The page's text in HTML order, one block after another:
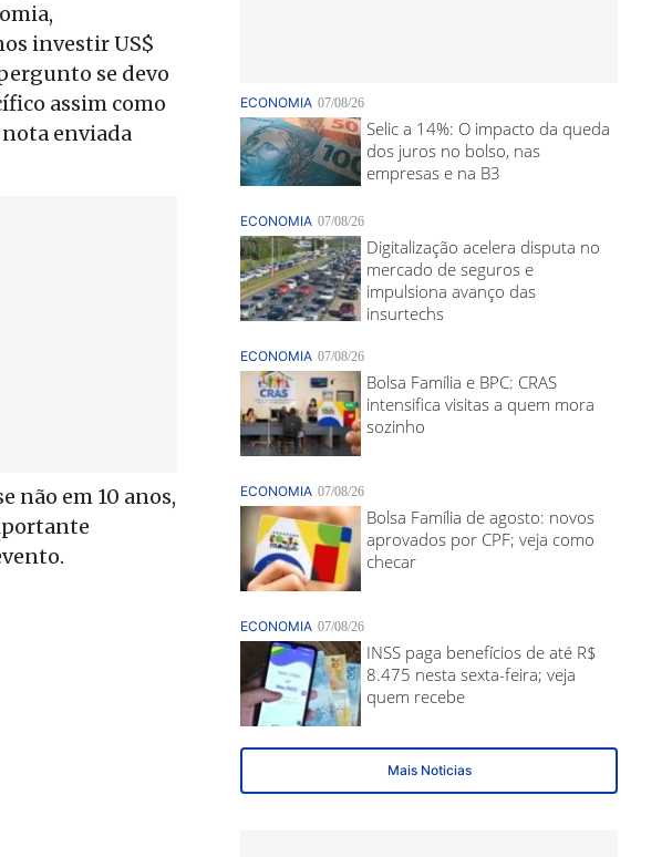
investir US$
se devo
assim como
nota enviada
não em 10 anos,